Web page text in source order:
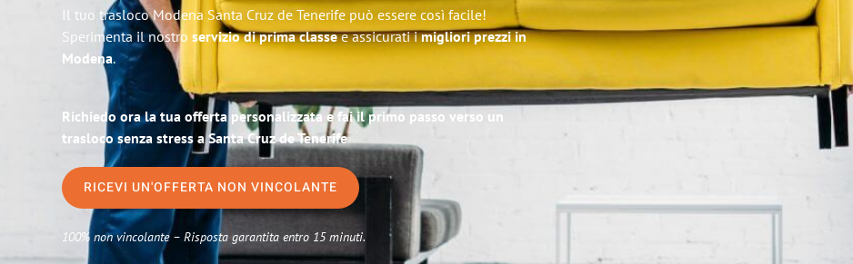
Il tuo trasloco Modena Santa Cruz de Tenerife può essere così facile!
Sperimenta il nostro servizio di prima classee assicurati imigliori prezzi in
Modena.
Richiedo ora la tua offerta personalizzata e fai il primo passo verso un
trasloco senza stress a Santa Cruz de Tenerife
RICEVI UN'OFFERTA NON VINCOLANTE
100% non vincolante – Risposta garantita entro 15 minuti.